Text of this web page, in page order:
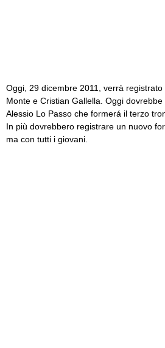
Oggi, 29 dicembre 2011, verrà
Monte e Cristian Gallella. Oggi
Alessio Lo Passo che formerá il terzo
In più dovrebbero registrare un nuovo
ma con tutti i giovani.